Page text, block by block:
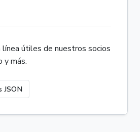
línea útiles de nuestros socios
y más.
JSON